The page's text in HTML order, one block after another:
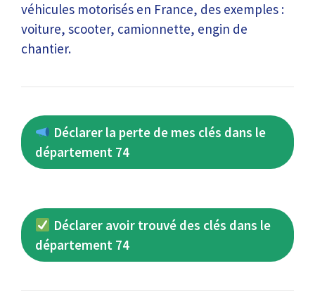
véhicules motorisés en France, des exemples :
voiture, scooter, camionnette, engin de
chantier.
Déclarer la perte de mes clés dans le
département 74
Déclarer avoir trouvé des clés dans le
département 74